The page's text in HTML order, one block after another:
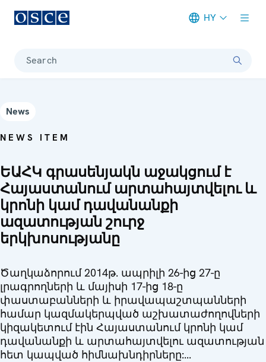
HY
Search
News
NEWS ITEM
ԵԱՀԿ գրասենյակն աջակցում է
Հայաստանում արտահայտվելու և
կրոնի կամ դավանանքի
ազատության շուրջ
երկխոսությանը
Ծաղկաձորում 2014թ. ապրիլի 26-ից 27-ը
լրագրողների և մայիսի 17-ից 18-ը
փաստաբանների և իրավապաշտպանների
համար կազմակերպված աշխատաժողովների
կիզակետում էին Հայաստանում կրոնի կամ
դավանանքի և արտահայտվելու ազատության
հետ կապված հիմնախնդիրները:...